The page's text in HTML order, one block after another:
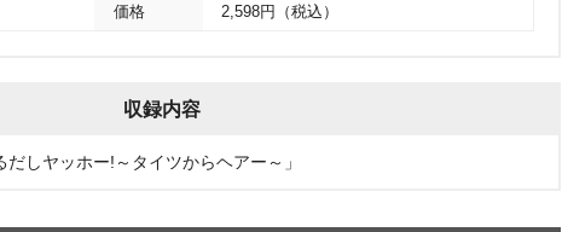
価格 2,598円（税込）
収録内容
しヤッホー!～タイツからヘアー～」